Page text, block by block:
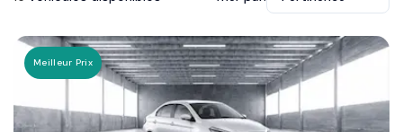
Meilleur Prix